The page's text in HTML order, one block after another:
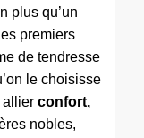
plus qu’un
premiers
de tendresse
le choisisse
allier confort,
nobles,